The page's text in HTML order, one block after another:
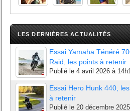
LES DERNIÈRES ACTUALITÉS
Essai Yamaha Ténéré
Raid, les points à retenir
Publié le 4 avril 2026 à
Essai Hero Hunk 440,
à retenir
Publié le 20 décembre